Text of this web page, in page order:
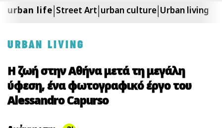
urban life Street Art urban culture Urban living
URBAN LIVING
Η ζωή στην Αθήνα μετά τη μεγάλη
ύφεση, ένα φωτογραφικό έργο του
Alessandro Capurso